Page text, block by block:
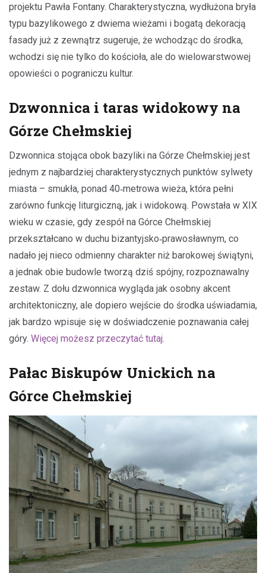
projektu Pawła Fontany. Charakterystyczna, wydłużona bryła
typu bazylikowego z dwiema wieżami i bogatą dekoracją
fasady już z zewnątrz sugeruje, że wchodząc do środka,
wchodzi się nie tylko do kościoła, ale do wielowarstwowej
opowieści o pograniczu kultur.
Dzwonnica i taras widokowy na
Górze Chełmskiej
Dzwonnica stojąca obok bazyliki na Górze Chełmskiej jest
jednym z najbardziej charakterystycznych punktów sylwety
miasta – smukła, ponad 40‑metrowa wieża, która pełni
zarówno funkcję liturgiczną, jak i widokową. Powstała w XIX
wieku w czasie, gdy zespół na Górce Chełmskiej
przekształcano w duchu bizantyjsko‑prawosławnym, co
nadało jej nieco odmienny charakter niż barokowej świątyni,
a jednak obie budowle tworzą dziś spójny, rozpoznawalny
zestaw. Z dołu dzwonnica wygląda jak osobny akcent
architektoniczny, ale dopiero wejście do środka uświadamia,
jak bardzo wpisuje się w doświadczenie poznawania całej
góry. Więcej możesz przeczytać tutaj.
Pałac Biskupów Unickich na
Górce Chełmskiej